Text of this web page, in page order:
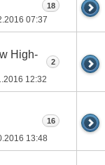
07:37
18
High-
12:32
2
13:48
16